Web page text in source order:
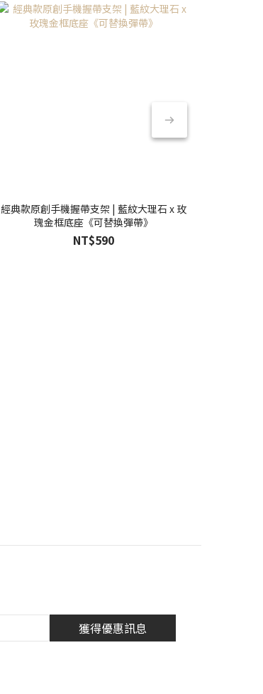
經典款原創手機握帶支架 | 藍紋大理石 x 玫
瑰金框底座《可替換彈帶》
NT$590
獲得優惠訊息